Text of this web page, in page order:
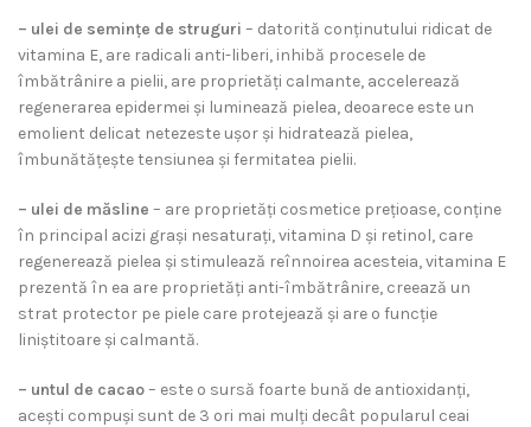
– ulei de semințe de struguri – datorită conținutului ridicat de
vitamina E, are radicali anti-liberi, inhibă procesele de
îmbătrânire a pielii, are proprietăți calmante, accelerează
regenerarea epidermei și luminează pielea, deoarece este un
emolient delicat netezeste ușor și hidratează pielea,
îmbunătățește tensiunea și fermitatea pielii.
– ulei de măsline – are proprietăți cosmetice prețioase, conține
în principal acizi grași nesaturați, vitamina D și retinol, care
regenerează pielea și stimulează reînnoirea acesteia, vitamina E
prezentă în ea are proprietăți anti-îmbătrânire, creează un
strat protector pe piele care protejează și are o funcție
liniștitoare și calmantă.
– untul de cacao– este o sursă foarte bună de antioxidanți,
acești compuși sunt de 3 ori mai mulți decât popularul ceai